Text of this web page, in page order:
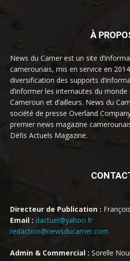
À
News du Camer est un site
camerounais, mis en service en
diversification des supports
d’informer les internautes du
Cameroun et d’ailleurs. News du
société de presse Overland
premier news magazine
Défis Actuels Magazine.
Directeur de Publication :
Email : dactuel@yahoo.fr
redaction@newsducamer.com
Admin & Commercial : Sorelle